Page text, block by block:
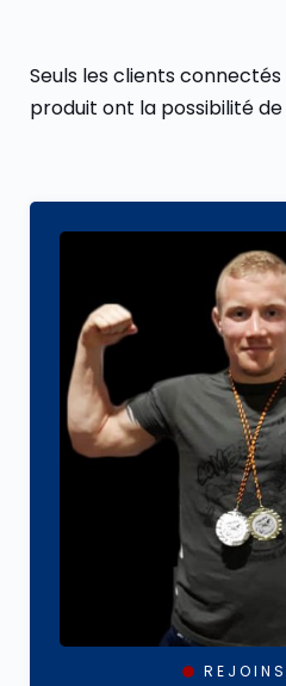
Seuls les clients
produit ont la possibilité de